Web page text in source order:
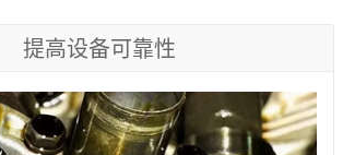
提高设备可靠性